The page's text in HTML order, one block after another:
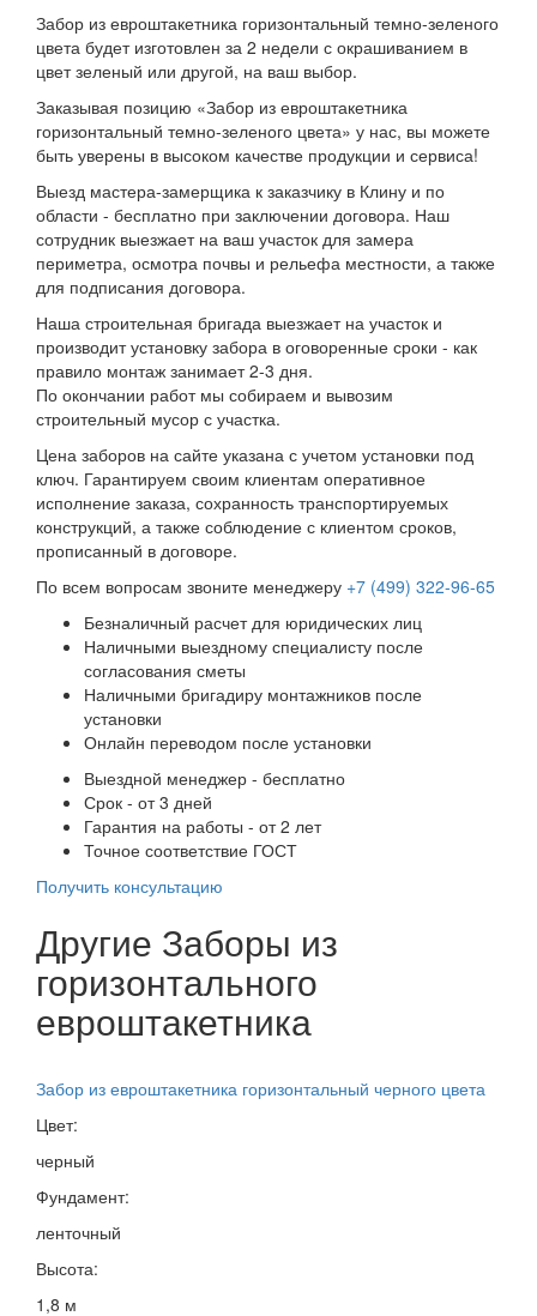
Забор из евроштакетника горизонтальный темно-зеленого
цвета будет изготовлен за 2 недели с окрашиванием в
цвет зеленый или другой, на ваш выбор.
Заказывая позицию «Забор из евроштакетника
горизонтальный темно-зеленого цвета» у нас, вы можете
быть уверены в высоком качестве продукции и сервиса!
Выезд мастера-замерщика к заказчику в Клину и по
области - бесплатно при заключении договора. Наш
сотрудник выезжает на ваш участок для замера
периметра, осмотра почвы и рельефа местности, а также
для подписания договора.
Наша строительная бригада выезжает на участок и
производит установку забора в оговоренные сроки - как
правило монтаж занимает 2-3 дня.
По окончании работ мы собираем и вывозим
строительный мусор с участка.
Цена заборов на сайте указана с учетом установки под
ключ. Гарантируем своим клиентам оперативное
исполнение заказа, сохранность транспортируемых
конструкций, а также соблюдение с клиентом сроков,
прописанный в договоре.
По всем вопросам звоните менеджеру +7 (499) 322-96-65
Безналичный расчет для юридических лиц
Наличными выездному специалисту после
согласования сметы
Наличными бригадиру монтажников после
установки
Онлайн переводом после установки
Выездной менеджер - бесплатно
Срок - от 3 дней
Гарантия на работы - от 2 лет
Точное соответствие ГОСТ
Получить консультацию
Другие Заборы из
горизонтального
евроштакетника
Забор из евроштакетника горизонтальный черного цвета
Цвет:
черный
Фундамент:
ленточный
Высота:
1,8 м